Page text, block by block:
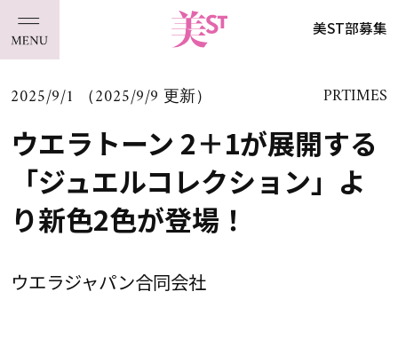
美ST部募集
2025/9/1 （2025/9/9 更新） PRTIMES
ウエラトーン 2＋1が展開する
「ジュエルコレクション」よ
り新色2色が登場！
ウエラジャパン合同会社